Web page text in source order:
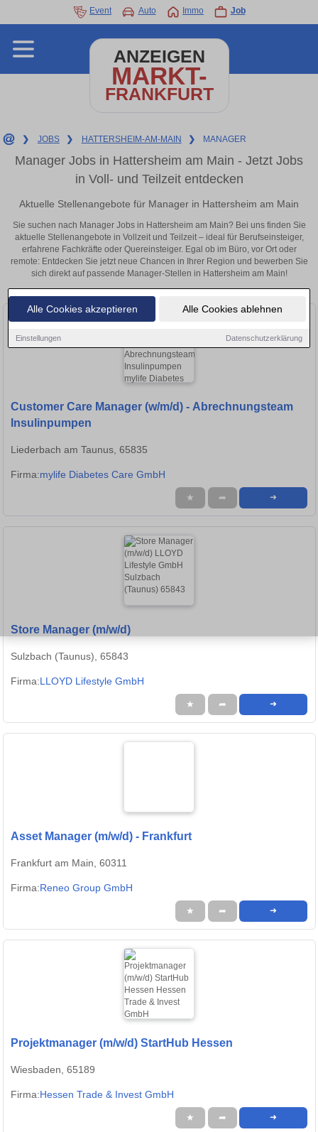
Alle Cookies akzeptieren Alle Cookies ablehnen
Einstellungen Datenschutzerklärung
Event Auto Immo Job
ANZEIGEN
MARKT-
FRANKFURT
❯ JOBS ❯ HATTERSHEIM-AM-MAIN ❯ MANAGER
Manager Jobs in Hattersheim am Main - Jetzt Jobs
in Voll- und Teilzeit entdecken
Aktuelle Stellenangebote für Manager in Hattersheim am Main
Sie suchen nach Manager Jobs in Hattersheim am Main? Bei uns finden Sie
aktuelle Stellenangebote in Vollzeit und Teilzeit – ideal für Berufseinsteiger,
erfahrene Fachkräfte oder Quereinsteiger. Egal ob im Büro, vor Ort oder
remote: Entdecken Sie jetzt neue Chancen in Ihrer Region und bewerben Sie
sich direkt auf passende Manager-Stellen in Hattersheim am Main!
Customer Care Manager (w/m/d) - Abrechnungsteam
Insulinpumpen
Liederbach am Taunus, 65835
Firma:mylife Diabetes Care GmbH
★ ➦ ➜
Store Manager (m/w/d)
Sulzbach (Taunus), 65843
Firma:LLOYD Lifestyle GmbH
★ ➦ ➜
Asset Manager (m/w/d) - Frankfurt
Frankfurt am Main, 60311
Firma:Reneo Group GmbH
★ ➦ ➜
Projektmanager (m/w/d) StartHub Hessen
Wiesbaden, 65189
Firma:Hessen Trade & Invest GmbH
★ ➦ ➜